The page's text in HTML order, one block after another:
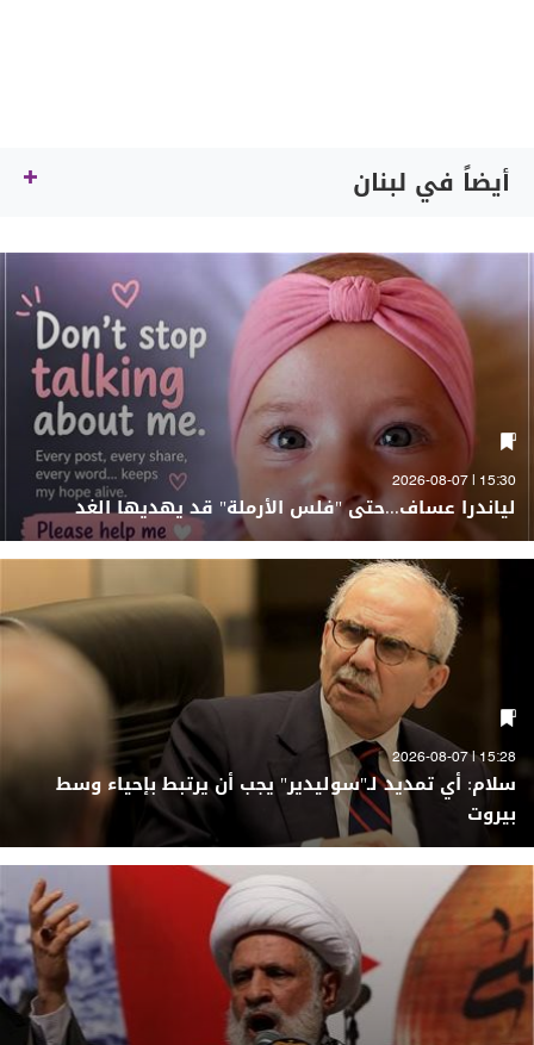
أيضاً في لبنان
15:30 | 2026-08-07
لياندرا عساف...حتى "فلس الأرملة" قد يهديها الغد
15:28 | 2026-08-07
سلام: أي تمديد لـ"سوليدير" يجب أن يرتبط بإحياء وسط
بيروت